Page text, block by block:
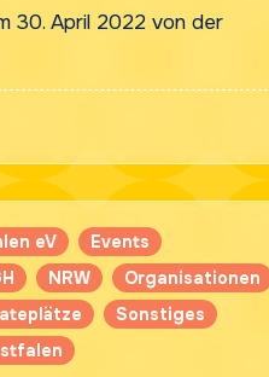
30. April 2022 von der
eV
Events
NRW
Organisationen
Sonstiges